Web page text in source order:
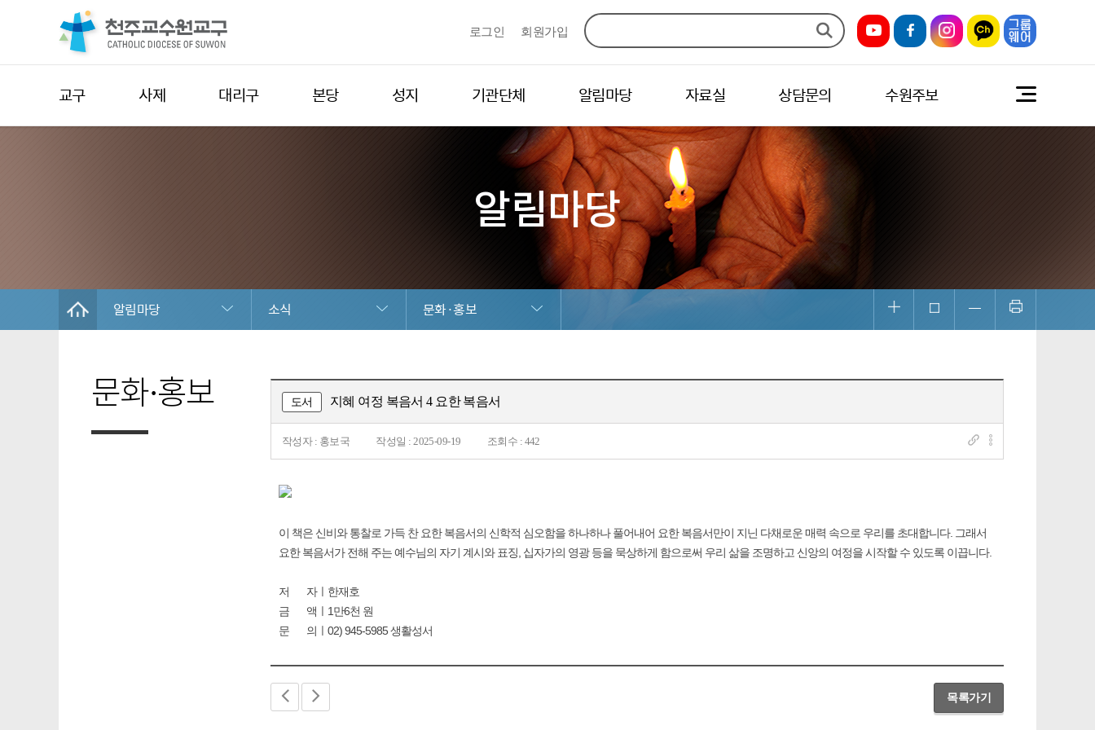
로그인 회원가입
교구 사제 대리구 본당 성지 기관단체 알림마당 자료실 상담문의 수원주보
알림마당
알림마당 소식 문화·홍보
문화·홍보 도서 지혜 여정 복음서 4 요한 복음서
작성자 : 홍보국 작성일 : 2025-09-19 조회수 : 442
이 책은 신비와 통찰로 가득 찬 요한 복음서의 신학적 심오함을 하나하나 풀어내어 요한 복음서만이 지닌 다채로운 매력 속으로 우리를 초대합니다. 그래서
요한 복음서가 전해 주는 예수님의 자기 계시와 표징, 십자가의 영광 등을 묵상하게 함으로써 우리 삶을 조명하고 신앙의 여정을 시작할 수 있도록 이끕니다.
저 자ㅣ한재호
금 액ㅣ1만6천 원
문 의ㅣ02) 945-5985 생활성서
목록가기